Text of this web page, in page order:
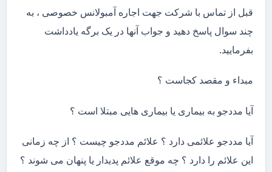
قبل از تماس با شرکت جهت اجاره آمبولانس خصوصی ، به
چند سوال پاسخ دهید و جواب آنها در یک برگه یادداشت
بفرمایید.
مبداء و مقصد کجاست ؟
آیا مددجو به بیماری یا بیماری هایی مبتلا است ؟
آیا مددجو علائمی دارد ؟ علائم مددجو چیست ؟ از چه زمانی
این علائم را دارد ؟ چه موقع علائم پدیدار یا پنهان می شوند ؟